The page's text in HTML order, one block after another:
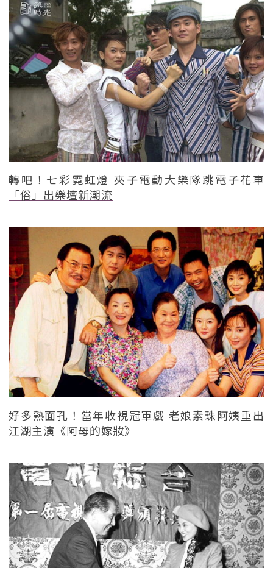
轉吧！七彩霓虹燈 夾子電動大樂隊跳電子花車
「俗」出樂壇新潮流
好多熟面孔！當年收視冠軍戲 老娘素珠阿姨重出
江湖主演《阿母的嫁妝》